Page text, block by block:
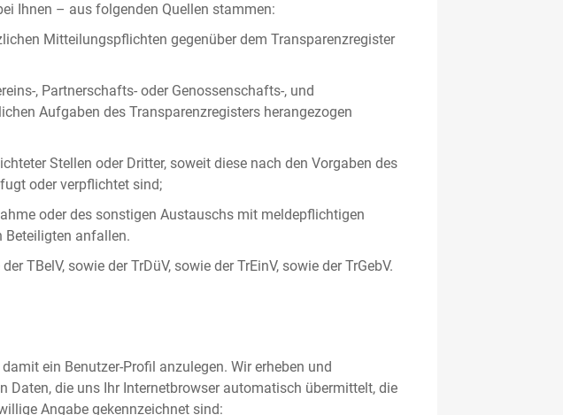
Ihnen – aus folgenden Quellen stammen:
Mitteilungspflichten gegenüber dem Transparenzregister
, Partnerschafts- oder Genossenschafts-, und
Aufgaben des Transparenzregisters herangezogen
Stellen oder Dritter, soweit diese nach den Vorgaben des
oder verpflichtet sind;
oder des sonstigen Austauschs mit meldepflichtigen
Beteiligten anfallen.
TBelV, sowie der TrDüV, sowie der TrEinV, sowie der TrGebV.
ein Benutzer-Profil anzulegen. Wir erheben und
Daten, die uns Ihr Internetbrowser automatisch übermittelt, die
Angabe gekennzeichnet sind: